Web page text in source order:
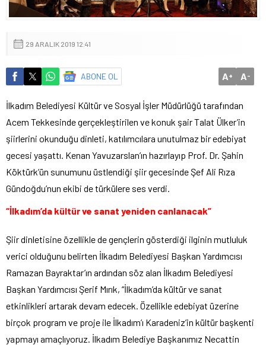
29 ARALIK 2019 12:41
ABONE OL A+ A-
İlkadım Belediyesi Kültür ve Sosyal İşler Müdürlüğü tarafından
Acem Tekkesinde gerçekleştirilen ve konuk şair Talat Ülker’in
şiirlerini okunduğu dinleti, katılımcılara unutulmaz bir edebiyat
gecesi yaşattı. Kenan Yavuzarslan’ın hazırlayıp Prof. Dr. Şahin
Köktürk’ün sunumunu üstlendiği şiir gecesinde Şef Ali Rıza
Gündoğdu’nun ekibi de türkülere ses verdi.
“İlkadım’da kültür ve sanat yeniden canlanacak”
Şiir dinletisine özellikle de gençlerin gösterdiği ilginin mutluluk
verici olduğunu belirten İlkadım Belediyesi Başkan Yardımcısı
Ramazan Bayraktar’ın ardından söz alan İlkadım Belediyesi
Başkan Yardımcısı Şerif Mırık, “İlkadım’da kültür ve sanat
etkinlikleri artarak devam edecek. Özellikle edebiyat üzerine
birçok program ve proje ile İlkadım’ı Karadeniz’in kültür başkenti
yapmayı amaçlıyoruz. İlkadım Belediye Başkanımız Necattin